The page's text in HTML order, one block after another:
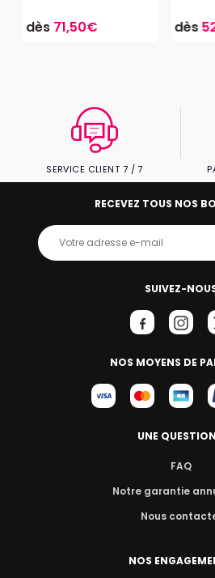
dès 71,50€ dès
SERVICE CLIENT 7 / 7
SUIVEZ-
NOS MOYENS DE
RECEVEZ TOUS NOS
UNE
FAQ
Notre garantie
Nous
NOS